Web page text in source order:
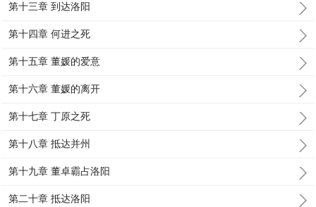
第十三章 到达洛阳
第十四章 何进之死
第十五章 董媛的爱意
第十六章 董媛的离开
第十七章 丁原之死
第十八章 抵达并州
第十九章 董卓霸占洛阳
第二十章 抵达洛阳